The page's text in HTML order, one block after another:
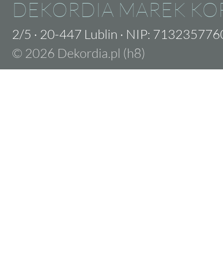
DEKORDIA MAREK
2/5 · 20-447 Lublin · NIP:
© 2026 Dekordia.pl (h8)